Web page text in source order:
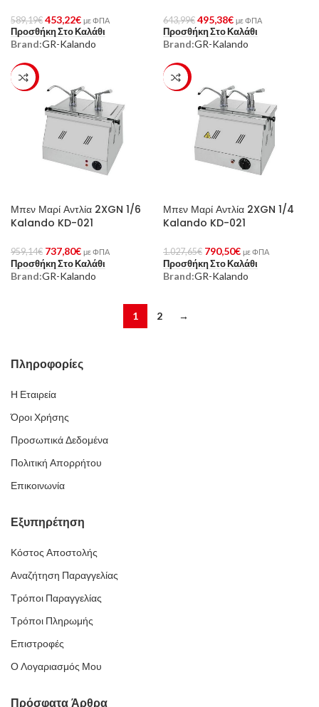
589,19€ 453,22€ με ΦΠΑ
Προσθήκη Στο Καλάθι
Brand:GR-Kalando
643,99€ 495,38€ με ΦΠΑ
Προσθήκη Στο Καλάθι
Brand:GR-Kalando
-23%
Μπεν Μαρί Αντλία 2XGN 1/6
Kalando KD-021
959,14€ 737,80€ με ΦΠΑ
Προσθήκη Στο Καλάθι
Brand:GR-Kalando
-23%
Μπεν Μαρί Αντλία 2XGN 1/4
Kalando KD-021
1.027,65€ 790,50€ με ΦΠΑ
Προσθήκη Στο Καλάθι
Brand:GR-Kalando
1 2 →
Πληροφορίες
Η Εταιρεία
Όροι Χρήσης
Προσωπικά Δεδομένα
Πολιτική Απορρήτου
Επικοινωνία
Εξυπηρέτηση
Κόστος Αποστολής
Αναζήτηση Παραγγελίας
Τρόποι Παραγγελίας
Τρόποι Πληρωμής
Επιστροφές
Ο Λογαριασμός Μου
Πρόσφατα Άρθρα